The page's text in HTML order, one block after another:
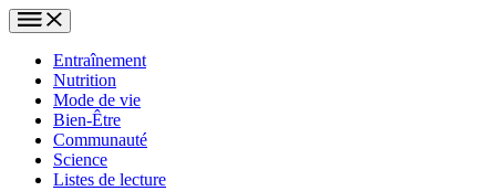
Entraînement
Nutrition
Mode de vie
Bien-Être
Communauté
Science
Listes de lecture